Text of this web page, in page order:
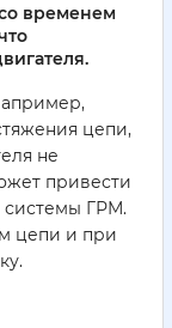
временем
цепи,
не
привести
ГРМ.
цепи и при